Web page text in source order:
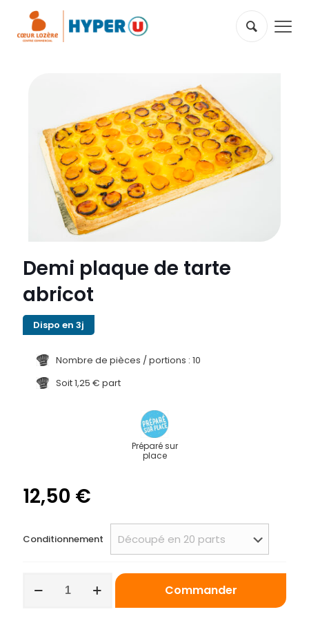
Demi plaque de tarte
abricot
Dispo en 3j
Nombre de pièces / portions : 10
Soit 1,25 € part
Préparé sur
place
12,50 €
Conditionnement
Commander